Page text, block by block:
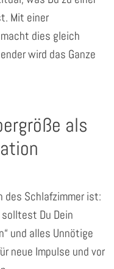
Mit einer
dies gleich
wird das Ganze
als
des Schlafzimmer ist:
Du Dein
und alles Unnötige
neue Impulse und vor